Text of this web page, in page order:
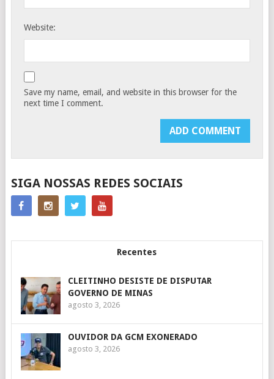
Website:
Save my name, email, and website in this browser for the
next time I comment.
SIGA NOSSAS REDES SOCIAIS
Recentes
CLEITINHO DESISTE DE DISPUTAR
GOVERNO DE MINAS
agosto 3, 2026
OUVIDOR DA GCM EXONERADO
agosto 3, 2026